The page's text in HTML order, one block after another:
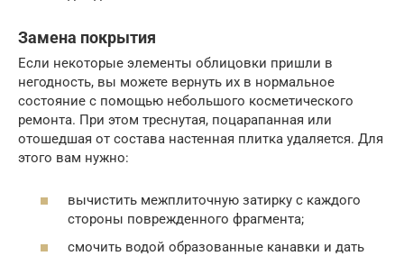
Замена покрытия
Если некоторые элементы облицовки пришли в
негодность, вы можете вернуть их в нормальное
состояние с помощью небольшого косметического
ремонта. При этом треснутая, поцарапанная или
отошедшая от состава настенная плитка удаляется. Для
этого вам нужно:
вычистить межплиточную затирку с каждого
стороны поврежденного фрагмента;
смочить водой образованные канавки и дать